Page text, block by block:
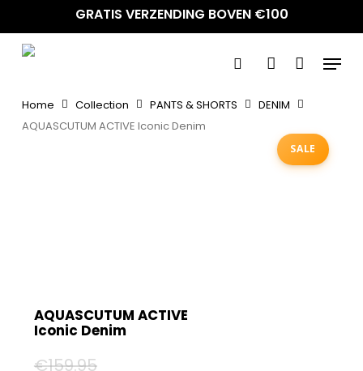
content
GRATIS VERZENDING BOVEN €100
search account
Menu
Home Collection PANTS & SHORTS
DENIM
AQUASCUTUM ACTIVE Iconic Denim
SALE
AQUASCUTUM ACTIVE
Iconic Denim
€159.95